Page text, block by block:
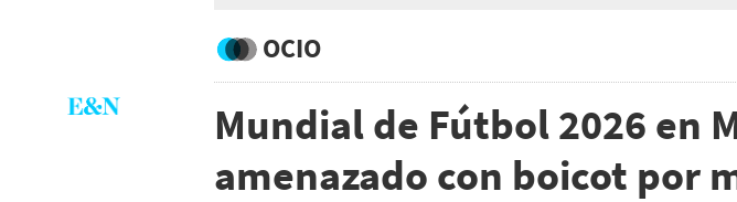
OCIO
Mundial de Fútbol 2026 en
amenazado con boicot por